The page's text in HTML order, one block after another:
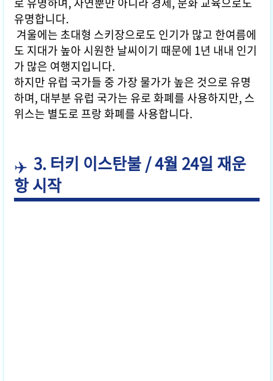
유명합니다.
겨울에는 초대형 스키장으로도 인기가 많고 한여름에
도 지대가 높아 시원한 날씨이기 때문에 1년 내내 인기
가 많은 여행지입니다.
하지만 유럽 국가들 중 가장 물가가 높은 것으로 유명
하며, 대부분 유럽 국가는 유로 화폐를 사용하지만, 스
위스는 별도로 프랑 화폐를 사용합니다.
3. 터키 이스탄불 / 4월 24일 재운
항 시작